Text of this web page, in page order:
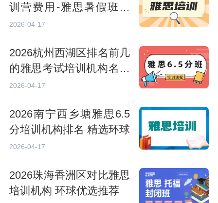
训营费用-雅思暑假班课
程价格
2026-04-17
2026杭州西湖区排名前几
的雅思考试培训机构名单
出炉
2026-04-17
2026南宁西乡塘雅思6.5
分培训机构排名 精选环球
2026-04-17
2026珠海香洲区对比雅思
培训机构 环球优选推荐